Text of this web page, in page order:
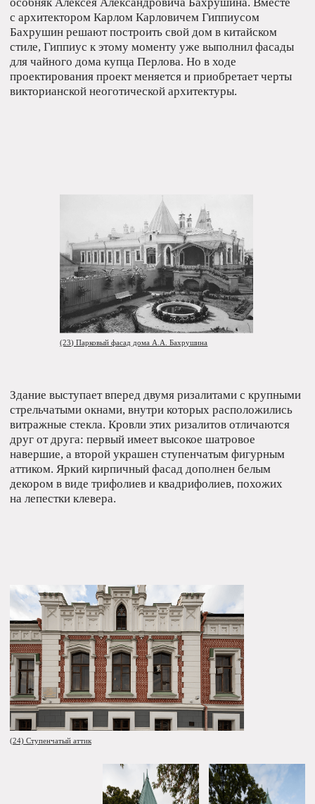
0:00 / 2:20
2х
1.5х
1х
Центральная их часть понижена относительно боковых
МОЛОДАЯ СОВЕТСКАЯ РЕСПУБЛИКА ПОСТАВИЛА
СЕБЕ ЦЕЛЬ: ПОСТРОИТЬ СВЕТЛОЕ БУДУШЕЕ
НА РУИНАХ ПРОШЛОГО. В АРХИТЕКТУРНОМ
ПЛАНЕ ЭТО БУДУЩЕЕ ДОЛЖНО БЫЛО БЫТЬ
ФУНКЦИОНАЛЬНЫМ, ЯСНЫМ,
ОБОБЩЕСТВЛЕННЫМ И ГИГИЕНИЧНЫМ.
Декор авангард отрицает, но в Кожевнических банях
появляются керамические панно, обрамляющие боковые
части бань. Здесь сцены сельскохозяйственного труда
соседствуют со спортивными сюжетами. На фоне
дирижаблей, тракторов и пасущихся животных
радостные советские граждане обливаются водой
и вытираются полотенцами. Авторами панно стали
художники Василий Васильевич Боркин, Арон
Борисович Траскунов и Евгений Евсеевич Ковальский —
технического института в Санкт-Петербурге).
Революции и войны всегда идут рука об руку
с эпидемиями, ради борьбы с ними создают Декрет
«Об обеспечении населения Республики банями».
По типовому проекту Владимира Бруновича
Ивашкевича близ Павелецкого к 1933 году вырастают
Кожевнические бани.
(34) Керамическое панно. Сельское
(35) Керамическое панно. Помывка в
душе и спорт